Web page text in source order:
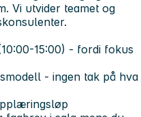
Vi utvider teamet og
15:00) - fordi fokus
- ingen tak på hva